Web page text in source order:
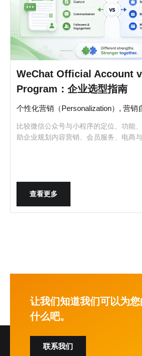
WeChat Official Account
Program：企业选型指南
个性化营销（Personalization）, 营销
比较微信公众号与小程序的定位、功能
助企业规划内容营销、会员服务、电商
查看更多
让我们知道我们可以为
什么吧。
联系我们